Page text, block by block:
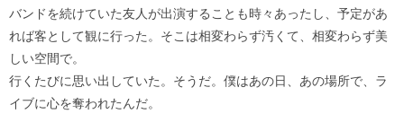
バンドを続けていた友人が出演することも時々あったし、予定があ
れば客として観に行った。そこは相変わらず汚くて、相変わらず美
しい空間で。
行くたびに思い出していた。そうだ。僕はあの日、あの場所で、ラ
イブに心を奪われたんだ。